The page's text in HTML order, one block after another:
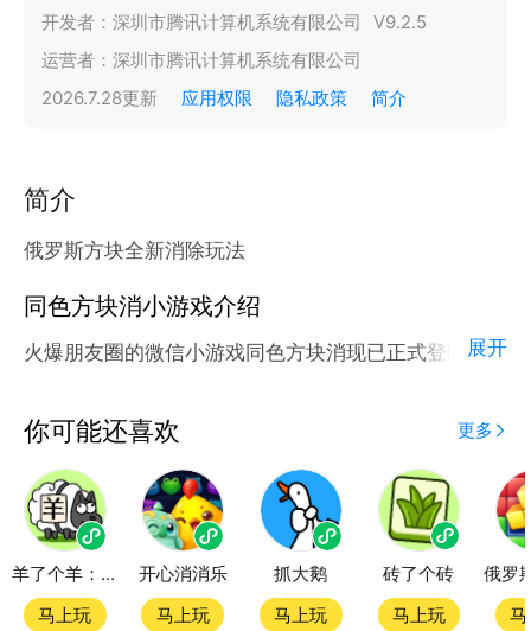
开发者： 深圳市腾讯计算机系统有限公司 V9.2.5
运营者： 深圳市腾讯计算机系统有限公司
2026.7.28更新 应用权限 隐私政策 简介
简介
俄罗斯方块全新消除玩法
同色方块消小游戏介绍
火爆朋友圈的微信小游戏同色方块消现已正式登陆腾讯
应用宝为腾讯官方游戏平台，收录海量正版授权的高热
度精品小游戏。直接搜索或者在小游戏 tab 发现热门
同色方块消小游戏双平台畅玩
官方授权，在电脑上和手机上双端都能直接畅玩微信小
游戏
展开
你可能还喜欢 更多
羊了个羊：星球
马上玩
开心消消乐
马上玩
抓大鹅
马上玩
砖了个砖
马上玩